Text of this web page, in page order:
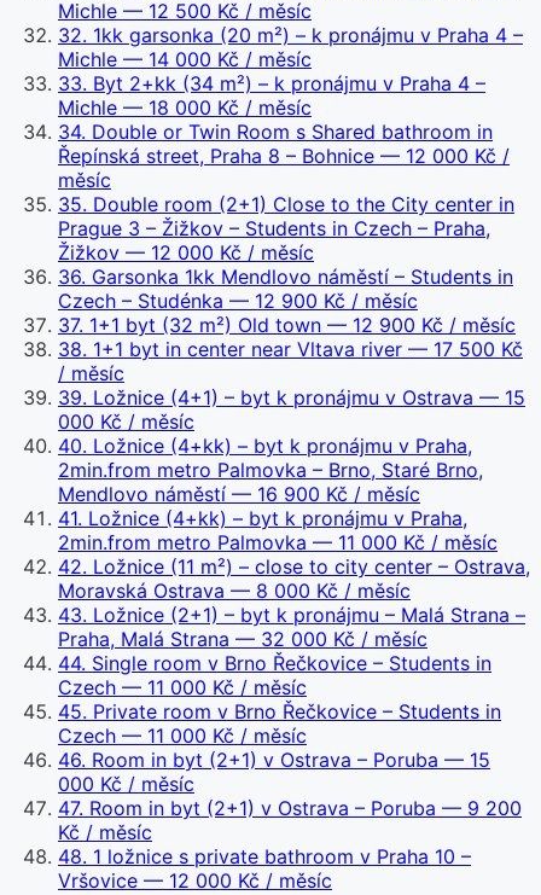
Michle — 12 500 Kč / měsíc
32. 1kk garsonka (20 m²) – k pronájmu v Praha 4 –
Michle — 14 000 Kč / měsíc
33. Byt 2+kk (34 m²) – k pronájmu v Praha 4 –
Michle — 18 000 Kč / měsíc
34. Double or Twin Room s Shared bathroom in
Řepínská street, Praha 8 – Bohnice — 12 000 Kč /
měsíc
35. Double room (2+1) Close to the City center in
Prague 3 – Žižkov – Students in Czech – Praha,
Žižkov — 12 000 Kč / měsíc
36. Garsonka 1kk Mendlovo náměstí – Students in
Czech – Studénka — 12 900 Kč / měsíc
37. 1+1 byt (32 m²) Old town — 12 900 Kč / měsíc
38. 1+1 byt in center near Vltava river — 17 500 Kč
/ měsíc
39. Ložnice (4+1) – byt k pronájmu v Ostrava — 15
000 Kč / měsíc
40. Ložnice (4+kk) – byt k pronájmu v Praha,
2min.from metro Palmovka – Brno, Staré Brno,
Mendlovo náměstí — 16 900 Kč / měsíc
41. Ložnice (4+kk) – byt k pronájmu v Praha,
2min.from metro Palmovka — 11 000 Kč / měsíc
42. Ložnice (11 m²) – close to city center – Ostrava,
Moravská Ostrava — 8 000 Kč / měsíc
43. Ložnice (2+1) – byt k pronájmu – Malá Strana –
Praha, Malá Strana — 32 000 Kč / měsíc
44. Single room v Brno Řečkovice – Students in
Czech — 11 000 Kč / měsíc
45. Private room v Brno Řečkovice – Students in
Czech — 11 000 Kč / měsíc
46. Room in byt (2+1) v Ostrava – Poruba — 15
000 Kč / měsíc
47. Room in byt (2+1) v Ostrava – Poruba — 9 200
Kč / měsíc
48. 1 ložnice s private bathroom v Praha 10 –
Vršovice — 12 000 Kč / měsíc